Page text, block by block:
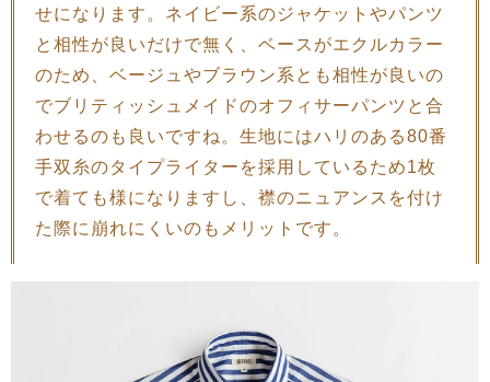
せになります。ネイビー系のジャケットやパンツ
と相性が良いだけで無く、ベースがエクルカラー
のため、ベージュやブラウン系とも相性が良いの
でブリティッシュメイドのオフィサーパンツと合
わせるのも良いですね。生地にはハリのある80番
手双糸のタイプライターを採用しているため1枚
で着ても様になりますし、襟のニュアンスを付け
た際に崩れにくいのもメリットです。